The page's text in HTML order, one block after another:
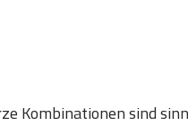
Kombinationen sind